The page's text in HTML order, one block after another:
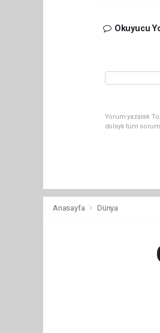
Okuyucu
Yorum yazarak
dolaylı tüm
Anasayfa Dünya